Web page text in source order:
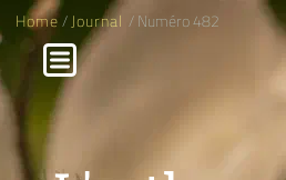
Home/Journal / Numéro 482